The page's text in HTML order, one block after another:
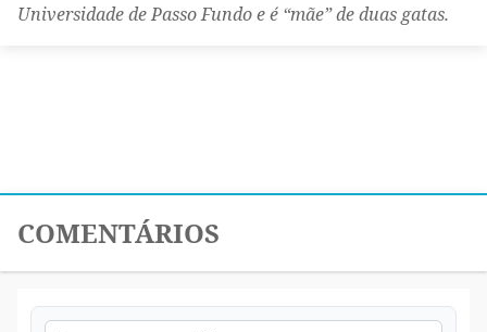
Universidade de Passo Fundo e é “mãe” de duas gatas.
COMENTÁRIOS